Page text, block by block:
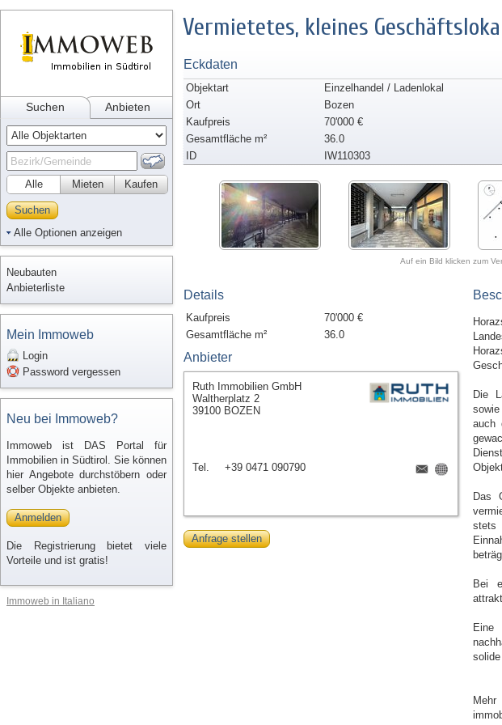
Suchen Anbieten
Alle Kaufen
Mieten
Suchen
Alle Optionen anzeigen
Neubauten
Anbieterliste
Mein Immoweb
Login
Password vergessen
Neu bei Immoweb?
Immoweb ist DAS Portal für
Immobilien in Südtirol. Sie können
hier Angebote durchstöbern oder
selber Objekte anbieten.
Anmelden
Die Registrierung bietet viele
Vorteile und ist gratis!
Immoweb in Italiano
Vermietetes, kleines
Eckdaten
Objektart
Einzelhandel / Ladenlokal
Ort
Bozen
Kaufpreis
70'000 €
Gesamtfläche m²
36.0
ID
IW110303
Auf ein Bild klicken zum
Details
Kaufpreis
70'000 €
Gesamtfläche m²
36.0
Die
auch
Das
Bei
Eine
Anbieter
Ruth Immobilien GmbH
Waltherplatz 2
39100 BOZEN
Tel. +39 0471 090790
Anfrage stellen